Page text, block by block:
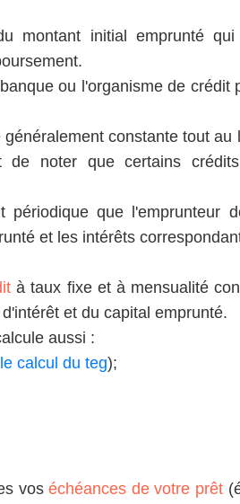
montant initial emprunté
ou l'organisme de crédit
constante tout au
de noter que certains
périodique que l'emprunteur
et les intérêts
à taux fixe et à mensualité
et du capital emprunté.
aussi :
calcul du teg);
voséchéances de votre prêt